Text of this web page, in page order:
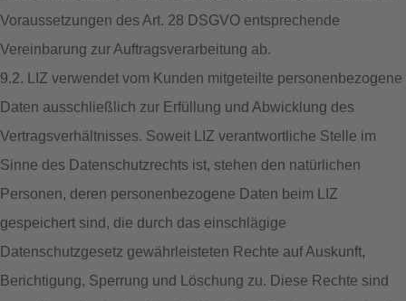
Voraussetzungen des Art. 28 DSGVO entsprechende
Vereinbarung zur Auftragsverarbeitung ab.
9.2. LIZ verwendet vom Kunden mitgeteilte personenbezogene
Daten ausschließlich zur Erfüllung und Abwicklung des
Vertragsverhältnisses. Soweit LIZ verantwortliche Stelle im
Sinne des Datenschutzrechts ist, stehen den natürlichen
Personen, deren personenbezogene Daten beim LIZ
gespeichert sind, die durch das einschlägige
Datenschutzgesetz gewährleisteten Rechte auf Auskunft,
Berichtigung, Sperrung und Löschung zu. Diese Rechte sind